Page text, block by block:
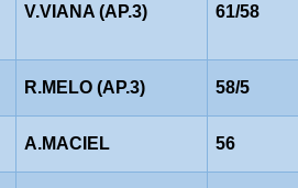
V.VIANA (AP.3) 61/58
R.MELO (AP.3) 58/5
A.MACIEL 56